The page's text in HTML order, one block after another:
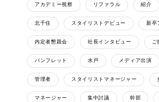
アカデミー視察 リファラル 紹介
北千住 スタイリストデビュー 新卒
内定者懇親会 社長インタビュー ご
バンフレット 水戸 メディア出演
管理者 スタイリストマネージャー
マネージャー 集中討議 幹部